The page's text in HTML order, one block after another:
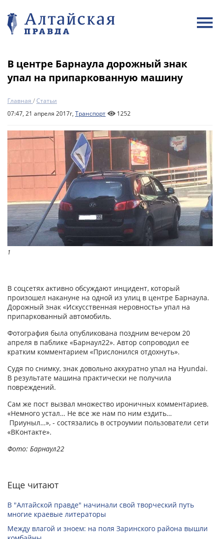
В центре Барнаула дорожный знак
упал на припаркованную машину
Главная /Статьи
07:47, 21 апреля 2017г, Транспорт 1252
1
В соцсетях активно обсуждают инцидент, который
произошел накануне на одной из улиц в центре Барнаула.
Дорожный знак «Искусственная неровность» упал на
припаркованный автомобиль.
Фотография была опубликована поздним вечером 20
апреля в паблике «Барнаул22». Автор сопроводил ее
кратким комментарием «Прислонился отдохнуть».
Судя по снимку, знак довольно аккуратно упал на Hyundai.
В результате машина практически не получила
повреждений.
Сам же пост вызвал множество ироничных комментариев.
«Немного устал… Не все же нам по ним ездить…
Приуныл…», - состязались в остроумии пользователи сети
«ВКонтакте».
Фото: Барнаул22
Еще читают
В "Алтайской правде" начинали свой творческий путь
многие краевые литераторы
Между влагой и зноем: на поля Заринского района вышли